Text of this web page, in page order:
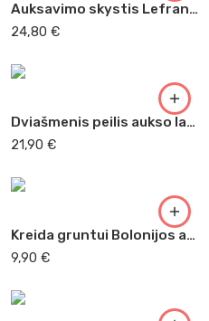
Auksavimo skystis Lefranc – turtingas auksas 75 ml
24,80 €
Dviašmenis peilis aukso lapeliams
21,90 €
Kreida gruntui Bolonijos auksinė
9,90 €